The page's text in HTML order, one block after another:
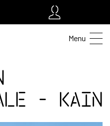
Menu
- Kain